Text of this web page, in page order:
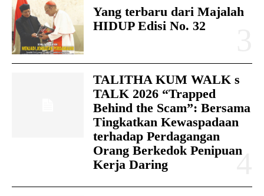
Yang terbaru dari Majalah
HIDUP Edisi No. 32
TALITHA KUM WALK s
TALK 2026 “Trapped
Behind the Scam”: Bersama
Tingkatkan Kewaspadaan
terhadap Perdagangan
Orang Berkedok Penipuan
Kerja Daring